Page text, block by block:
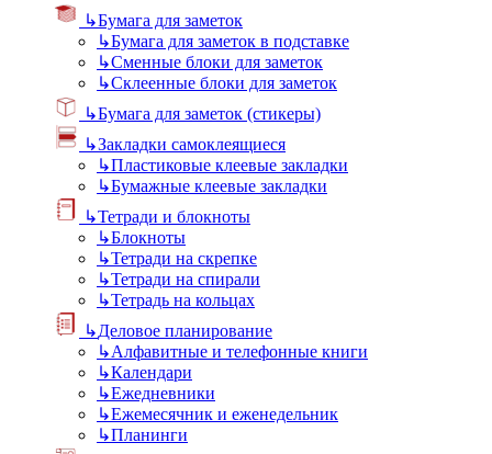
↳Бумага для заметок
↳Бумага для заметок в подставке
↳Сменные блоки для заметок
↳Склеенные блоки для заметок
↳Бумага для заметок (стикеры)
↳Закладки самоклеящиеся
↳Пластиковые клеевые закладки
↳Бумажные клеевые закладки
↳Тетради и блокноты
↳Блокноты
↳Тетради на скрепке
↳Тетради на спирали
↳Тетрадь на кольцах
↳Деловое планирование
↳Алфавитные и телефонные книги
↳Календари
↳Ежедневники
↳Ежемесячник и еженедельник
↳Планинги